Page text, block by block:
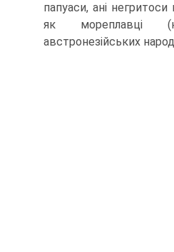
папуаси, ані негритоси
як мореплавці
австронезійських